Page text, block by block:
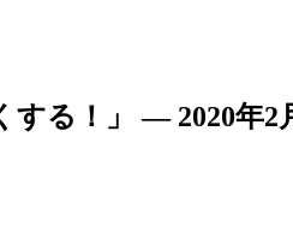
る！」 — 2020年2